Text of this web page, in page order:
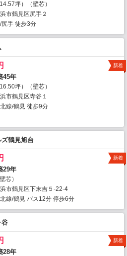
14.57坪）（壁芯）
市鶴見区尻手２
尻手 徒歩3分
年
16.50坪）（壁芯）
市鶴見区寺谷１
線/鶴見 徒歩9分
新着
鶴見旭台
年
壁芯）
市鶴見区下末吉５-22-4
線/鶴見 バス12分 停歩6分
新着
谷
年
新着